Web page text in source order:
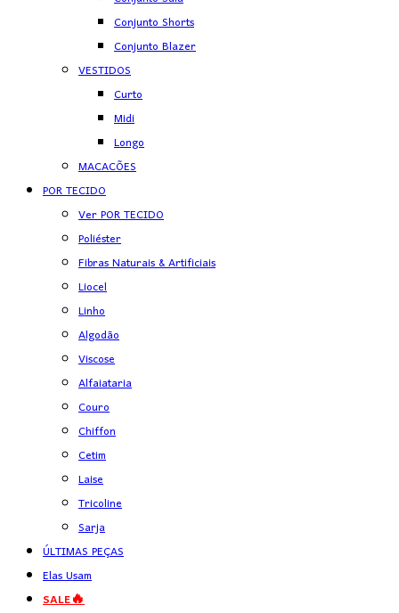
Conjunto Shorts
Conjunto Blazer
VESTIDOS
Curto
Midi
Longo
MACACÕES
POR TECIDO
Ver POR TECIDO
Poliéster
Fibras Naturais & Artificiais
Liocel
Linho
Algodão
Viscose
Alfaiataria
Couro
Chiffon
Cetim
Laise
Tricoline
Sarja
ÚLTIMAS PEÇAS
Elas Usam
SALE🔥